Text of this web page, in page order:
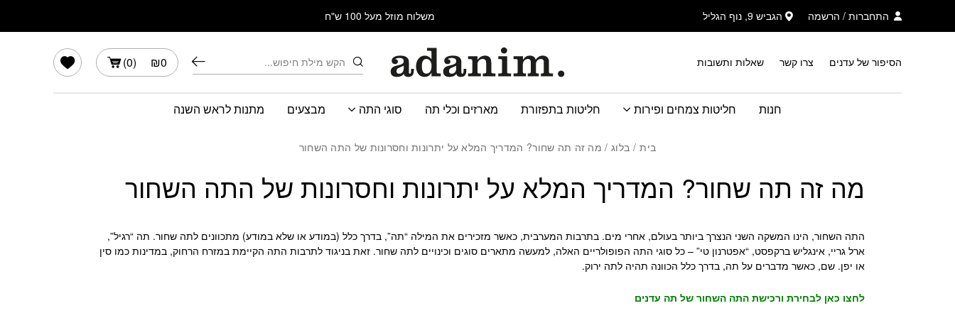
משלוח מוזל מעל 100 ש"ח התחברות / הרשמה הגביש 9, נוף הגליל
חיפוש ₪0
(
0
)
הסיפור של עדנים
צרו קשר שאלות ותשובות
חנות חליטות צמחים ופירות חליטות בתפזורת מארזים וכלי תה סוגי התה מבצעים מתנות לראש השנה
בית / בלוג / מה זה תה שחור? המדריך המלא על יתרונות וחסרונות של התה השחור
מה זה תה שחור? המדריך המלא על יתרונות וחסרונות של התה השחור
התה השחור, הינו המשקה השני הנצרך ביותר בעולם, אחרי מים. בתרבות המערבית, כאשר מזכירים את המילה “תה”, בדרך כלל (במודע או שלא במודע) מתכוונים לתה שחור. תה “רגיל”,
ארל גריי, אינגליש ברקפסט, “אפטרנון טי” – כל סוגי התה הפופולריים האלה, למעשה מתארים סוגים וכינויים לתה שחור. זאת בניגוד לתרבות התה הקיימת במזרח הרחוק, במדינות כמו סין
או יפן. שם, כאשר מדברים על תה, בדרך כלל הכוונה תהיה לתה ירוק.
לחצו כאן לבחירת ורכישת התה השחור של תה עדנים